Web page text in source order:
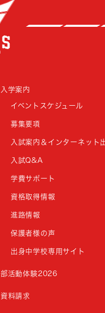
入学案内
イベントスケジュール
募集要項
入試案内＆インターネット
入試Q&A
学費サポート
資格取得情報
進路情報
保護者様の声
出身中学校専用サイト
部活動体験2026
資料請求